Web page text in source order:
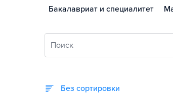
Бакалавриат и специалитет
Поиск
Без сортировки